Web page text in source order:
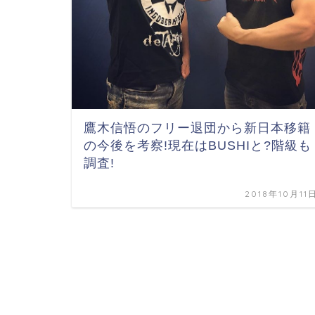
鷹木信悟のフリー退団から新日本移籍
の今後を考察!現在はBUSHIと?階級も
調査!
2018年10月11